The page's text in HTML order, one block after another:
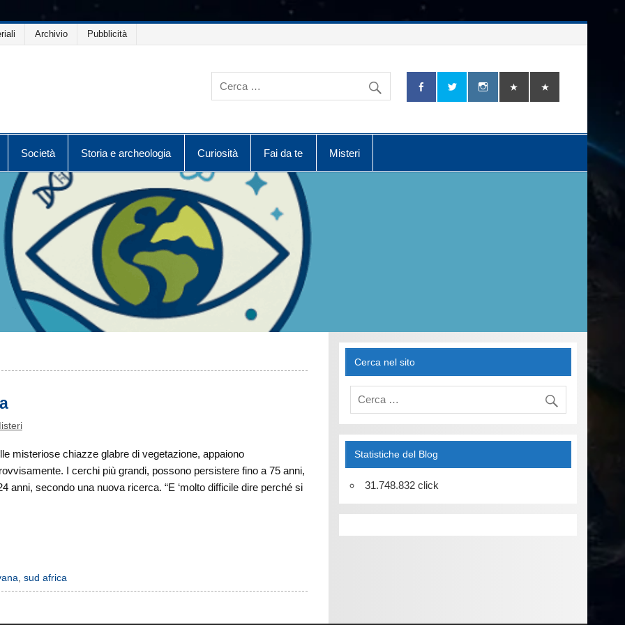
Archivio Pubblicità
Società Storia e archeologia Curiosità Fai da te Misteri
misteriose chiazze glabre di vegetazione, appaiono
I cerchi più grandi, possono persistere fino a 75 anni,
anni, secondo una nuova ricerca. “E ‘molto difficile dire perché si
,sud africa
Cerca nel sito
Statistiche del Blog
31.748.832 click